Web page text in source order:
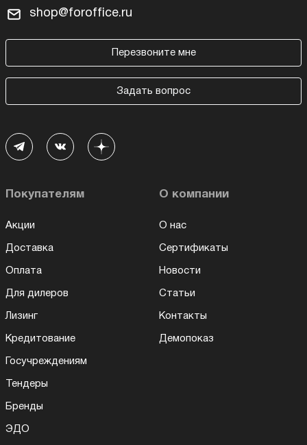
shop@foroffice.ru
Перезвоните мне
Задать вопрос
Покупателям
Акции
Доставка
Оплата
Для дилеров
Лизинг
Кредитование
Госучреждениям
Тендеры
Бренды
ЭДО
О компании
О нас
Сертификаты
Новости
Статьи
Контакты
Демопоказ